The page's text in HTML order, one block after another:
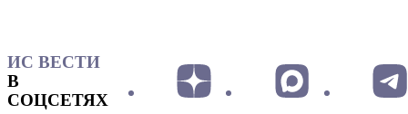
ИС ВЕСТИ
В
СОЦСЕТЯХ